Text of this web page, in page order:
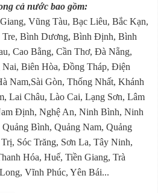
cả nước bao gồm:
Vũng Tàu, Bạc Liêu, Bắc Kạn,
Tre, Bình Dương, Bình Định, Bình
Cao Bằng, Cần Thơ, Đà Nẵng,
Biên Hòa, Đồng Tháp, Điện
Nam,Sài Gòn, Thống Nhất, Khánh
Lai Châu, Lào Cai, Lạng Sơn, Lâm
Định, Nghệ An, Ninh Bình, Ninh
Bình, Quảng Nam, Quảng
Sóc Trăng, Sơn La, Tây Ninh,
Hóa, Huế, Tiền Giang, Trà
Vĩnh Phúc, Yên Bái...